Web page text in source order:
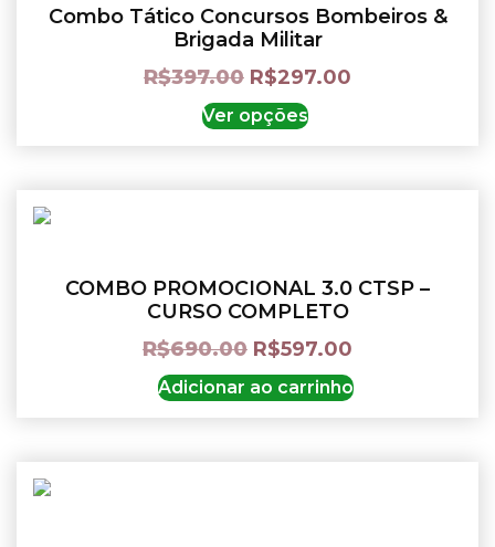
Combo Tático Concursos Bombeiros &
Brigada Militar
R$397.00 R$297.00
Ver opções
COMBO PROMOCIONAL 3.0 CTSP –
CURSO COMPLETO
R$690.00 R$597.00
Adicionar ao carrinho